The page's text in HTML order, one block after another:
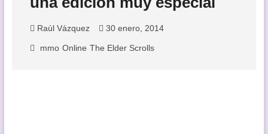
Raúl Vázquez 30 enero, 2014
mmo Online The Elder Scrolls